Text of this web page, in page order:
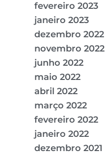
fevereiro 2023
janeiro 2023
dezembro 2022
novembro 2022
junho 2022
maio 2022
abril 2022
março 2022
fevereiro 2022
janeiro 2022
dezembro 2021